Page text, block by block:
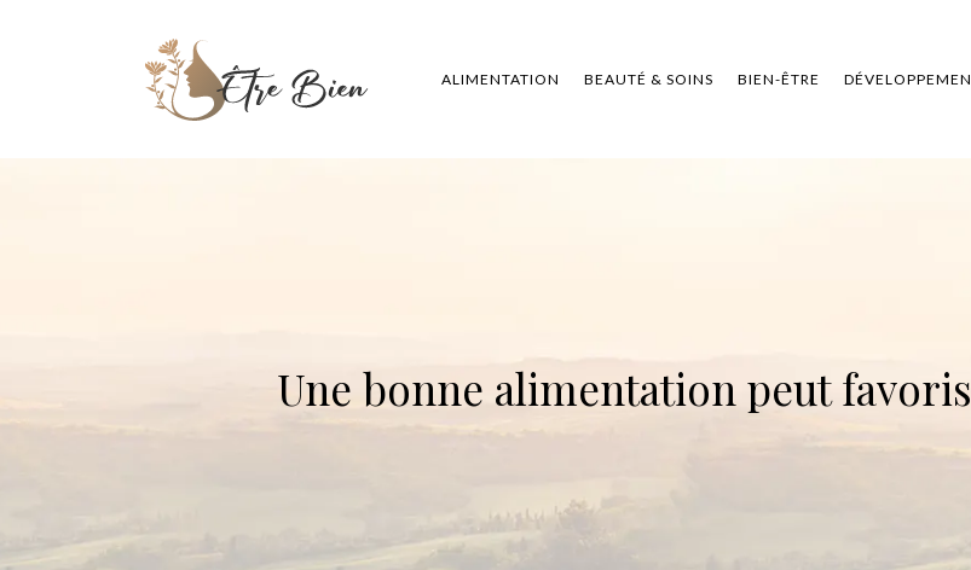
ALIMENTATION BEAUTÉ & SOINS BIEN-ÊTRE
Une bonne alimentation peut